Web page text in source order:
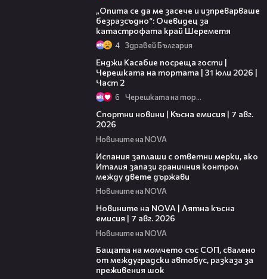
„Опита се да ме засече и изпреварваше
безразсъдно“: Очевидец за
катастрофата край Шереметя
4 Здравей България
Енджи Касабие посреща гости |
Черешката на тортата | 31 юли 2026 |
Част 2
6 Черешката на тортата
Спортни новини | Късна емисия | 7 авг.
2026
Новините на NOVA
Испания заплаши с ответни мерки, ако
Италия запази граничния контрол
между двете държави
Новините на NOVA
Новините на NOVA | Лятна късна
емисия | 7 авг. 2026
Новините на NOVA
Бащата на момчето със СОП, свалено
от междуградски автобус, разказа за
преживения шок